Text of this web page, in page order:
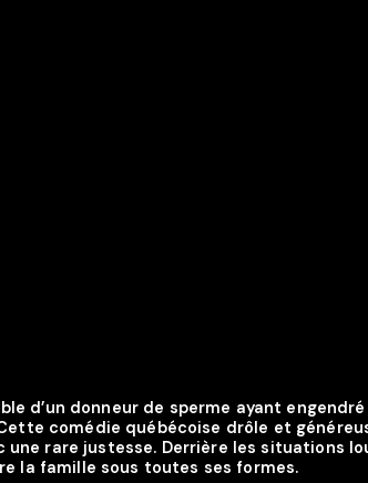
d’un donneur de sperme ayant
comédie québécoise drôle et
rare justesse. Derrière les situations
la famille sous toutes ses formes.